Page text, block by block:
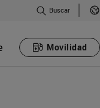
Buscar
Movilidad